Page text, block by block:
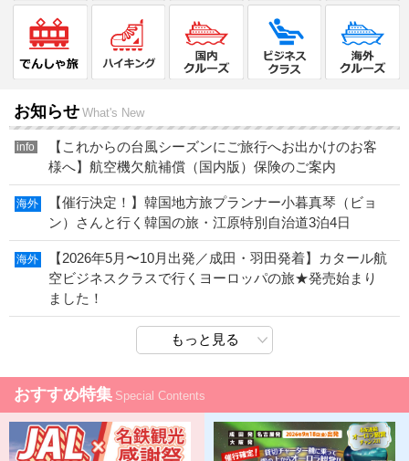
お知らせ What's New
info
【これからの台風シーズンにご旅行へお出かけのお客
様へ】航空機欠航補償（国内版）保険のご案内
海外
【催行決定！】韓国地方旅プランナー小暮真琴（ビョ
ン）さんと行く韓国の旅・江原特別自治道3泊4日
海外
【2026年5月〜10月出発／成田・羽田発着】カタール航
空ビジネスクラスで行くヨーロッパの旅★発売始まり
ました！
おすすめ特集 Special Contents